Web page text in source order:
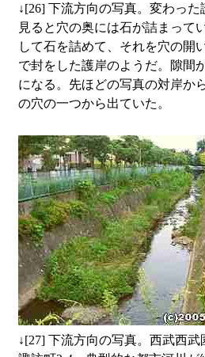
↓[26] 下流方向の写真。変わっ
見ると穴の奥には石が詰まって
して石を詰めて、それを穴の開
で封をした護岸のようだ。隙間
になる。先ほどの写真の対岸か
の穴の一つから出ていた。
↓[27] 下流方向の写真。西武西武